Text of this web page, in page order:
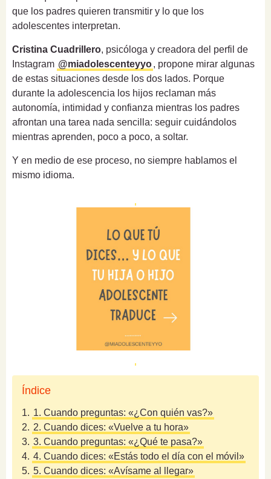
que los padres quieren transmitir y lo que los
adolescentes interpretan.
Cristina Cuadrillero, psicóloga y creadora del perfil de
Instagram @miadolescenteyyo, propone mirar algunas
de estas situaciones desde los dos lados. Porque
durante la adolescencia los hijos reclaman más
autonomía, intimidad y confianza mientras los padres
afrontan una tarea nada sencilla: seguir cuidándolos
mientras aprenden, poco a poco, a soltar.
Y en medio de ese proceso, no siempre hablamos el
mismo idioma.
Índice
1. 1. Cuando preguntas: «¿Con quién vas?»
2. 2. Cuando dices: «Vuelve a tu hora»
3. 3. Cuando preguntas: «¿Qué te pasa?»
4. 4. Cuando dices: «Estás todo el día con el móvil»
5. 5. Cuando dices: «Avísame al llegar»